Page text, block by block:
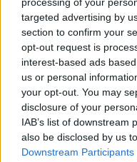
targeted advertising by
section to confirm your
opt-out request is
interest-based ads
us or personal
your opt-out. You may
disclosure of your
IAB’s list of downstream
also be disclosed by us
Downstream Participants